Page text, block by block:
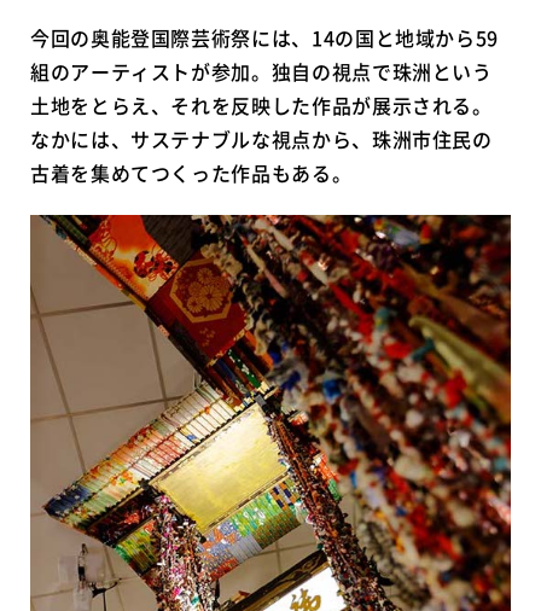
今回の奥能登国際芸術祭には、14の国と地域から59
組のアーティストが参加。独自の視点で珠洲という
土地をとらえ、それを反映した作品が展示される。
なかには、サステナブルな視点から、珠洲市住民の
古着を集めてつくった作品もある。